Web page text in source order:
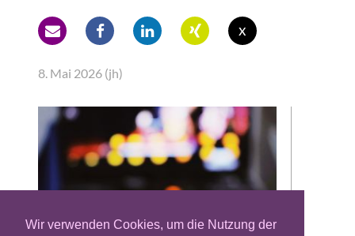
Wir verwenden Cookies, um die Nutzung der
x
8. Mai 2026 (jh)